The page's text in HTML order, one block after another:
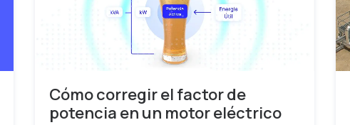
Cómo corregir el factor de
potencia en un motor eléctrico